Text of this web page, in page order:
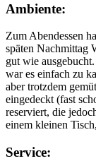
Ambiente:
Zum Abendessen
späten Nachmittag
gut wie
war es einfach zu
aber trotzdem
eingedeckt (fast
reserviert, die
einem kleinen
Service: